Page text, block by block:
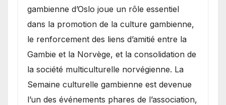
gambienne d’Oslo joue un rôle essentiel
dans la promotion de la culture gambienne,
le renforcement des liens d’amitié entre la
Gambie et la Norvège, et la consolidation de
la société multiculturelle norvégienne. La
Semaine culturelle gambienne est devenue
l’un des événements phares de l’association,